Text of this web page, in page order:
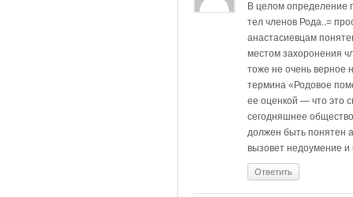
В целом определение
тел членов Рода..=
анастасиевцам
местом захоронения
тоже не очень верное
термина «Родовое
ее оценкой — что это
сегодняшнее
должен быть понятен
вызовет недоумение
Ответить